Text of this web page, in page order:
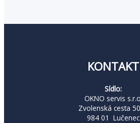
KONTAKT
Sídlo:
OKNO servis
Zvolenská cesta
984 01 Lučenec